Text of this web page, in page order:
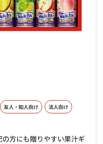
友人・知人向け 法人向け
方にも贈りやすい果汁ギ